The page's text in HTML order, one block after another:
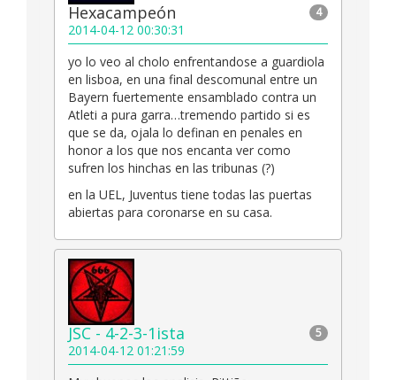
4
Hexacampeón
2014-04-12 00:30:31
yo lo veo al cholo enfrentandose a guardiola
en lisboa, en una final descomunal entre un
Bayern fuertemente ensamblado contra un
Atleti a pura garra…tremendo partido si es
que se da, ojala lo definan en penales en
honor a los que nos encanta ver como
sufren los hinchas en las tribunas (?)
en la UEL, Juventus tiene todas las puertas
abiertas para coronarse en su casa.
5
JSC - 4-2-3-1ista
2014-04-12 01:21:59